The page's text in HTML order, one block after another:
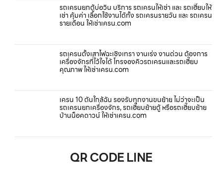
รถเครนยกตู้บ่อวิน บริการ รถเครนให้เช่า และ รถเฮี๊ยบให้
เช่า คุ้มค่า เลือกใช้งานได้ทั้ง รถเครนรายวัน และ รถเครน
รายเดือน ให้เช่าเครน.com
รถเครนตั้งเสาไฟฉะเชิงเทรา งานเร่ง งานด่วน ต้องการ
เครื่องจักรที่ไว้ใจได้ โทรจองคิวรถเครนและรถเฮี๊ยบ
คุณภาพ ให้เช่าเครน.com
เครน 10 ตันใกล้ฉัน รองรับทุกงานขนย้าย ไม่ว่าจะเป็น
รถเครนยกเครื่องจักร, รถเฮี๊ยบย้ายตู้ หรือรถเฮี๊ยบย้าย
บ้านน็อคดาวน์ ให้เช่าเครน.com
QR CODE LINE